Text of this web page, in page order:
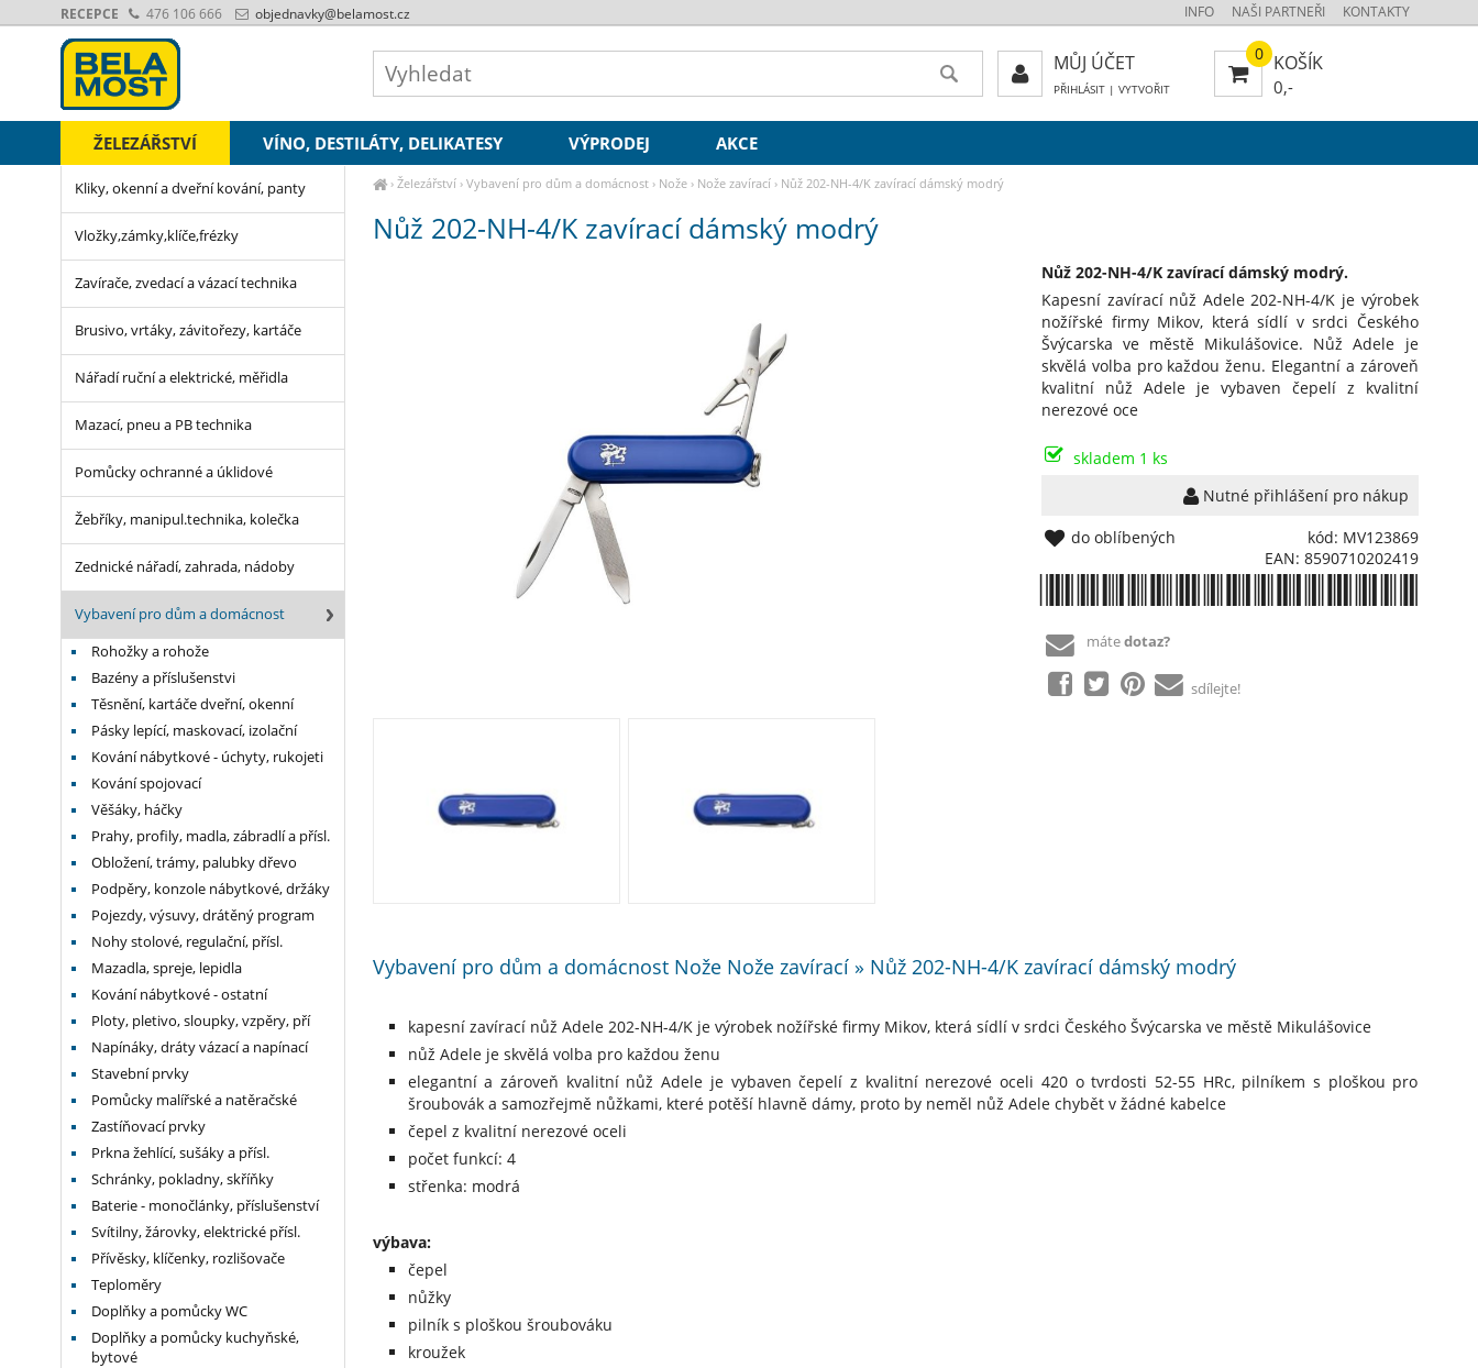
› Železářství› Vybavení pro dům a domácnost› Nože› Nože zavírací› Nůž 202-NH-4/K zavírací dámský modrý
Nůž 202-NH-4/K zavírací dámský modrý
Nůž 202-NH-4/K zavírací dámský modrý.
Kapesní zavírací nůž Adele 202-NH-4/K je výrobek
nožířské firmy Mikov, která sídlí v srdci Českého
Švýcarska ve městě Mikulášovice. Nůž Adele je
skvělá volba pro každou ženu. Elegantní a zároveň
kvalitní nůž Adele je vybaven čepelí z kvalitní
nerezové oce
skladem 1 ks
Nutné přihlášení pro nákup
kód: MV123869
EAN: 8590710202419
do oblíbených
mátedotaz?
sdílejte!
Vybavení pro dům a domácnost Nože Nože zavírací » Nůž 202-NH-4/K zavírací dámský modrý
kapesní zavírací nůž Adele 202-NH-4/K je výrobek nožířské firmy Mikov, která sídlí v srdci Českého Švýcarska ve městě Mikulášovice
nůž Adele je skvělá volba pro každou ženu
elegantní a zároveň kvalitní nůž Adele je vybaven čepelí z kvalitní nerezové oceli 420 o tvrdosti 52-55 HRc, pilníkem s ploškou pro
šroubovák a samozřejmě nůžkami, které potěší hlavně dámy, proto by neměl nůž Adele chybět v žádné kabelce
čepel z kvalitní nerezové oceli
počet funkcí: 4
střenka: modrá
výbava:
čepel
nůžky
pilník s ploškou šroubováku
kroužek
Kliky, okenní a dveřní kování, panty
Vložky,zámky,klíče,frézky
Zavírače, zvedací a vázací technika
Brusivo, vrtáky, závitořezy, kartáče
Nářadí ruční a elektrické, měřidla
Mazací, pneu a PB technika
Pomůcky ochranné a úklidové
Žebříky, manipul.technika, kolečka
Zednické nářadí, zahrada, nádoby
Vybavení pro dům a domácnost
Rohožky a rohože
Bazény a příslušenstvi
Těsnění, kartáče dveřní, okenní
Pásky lepící, maskovací, izolační
Kování nábytkové - úchyty, rukojeti
Kování spojovací
Věšáky, háčky
Prahy, profily, madla, zábradlí a přísl.
Obložení, trámy, palubky dřevo
Podpěry, konzole nábytkové, držáky
Pojezdy, výsuvy, drátěný program
Nohy stolové, regulační, přísl.
Mazadla, spreje, lepidla
Kování nábytkové - ostatní
Ploty, pletivo, sloupky, vzpěry, pří
Napínáky, dráty vázací a napínací
Stavební prvky
Pomůcky malířské a natěračské
Zastíňovací prvky
Prkna žehlící, sušáky a přísl.
Schránky, pokladny, skříňky
Baterie - monočlánky, příslušenství
Svítilny, žárovky, elektrické přísl.
Přívěsky, klíčenky, rozlišovače
Teploměry
Doplňky a pomůcky WC
Doplňky a pomůcky kuchyňské,
bytové
ŽELEZÁŘSTVÍ VÍNO, DESTILÁTY, DELIKATESY VÝPRODEJ AKCE
INFO NAŠI PARTNEŘI KONTAKTY
RECEPCE 476 106 666 objednavky@belamost.cz
0 KOŠÍK
0,-
MŮJ ÚČET
PŘIHLÁSIT| VYTVOŘIT